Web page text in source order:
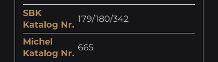
SBK
Katalog Nr.
179/180/342
Michel
Katalog Nr.
665